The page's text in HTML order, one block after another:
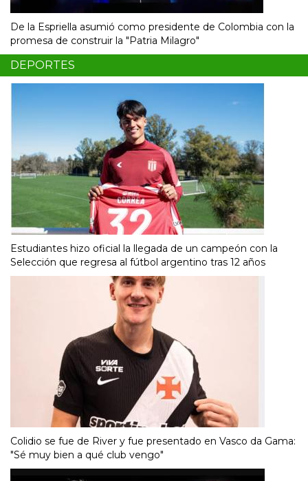
De la Espriella asumió como presidente de Colombia con la
promesa de construir la "Patria Milagro"
DEPORTES
Estudiantes hizo oficial la llegada de un campeón con la
Selección que regresa al fútbol argentino tras 12 años
Colidio se fue de River y fue presentado en Vasco da Gama:
"Sé muy bien a qué club vengo"